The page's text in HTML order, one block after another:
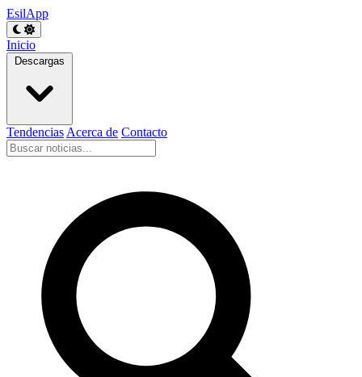
EsilApp
Inicio
Descargas
Tendencias Acerca de Contacto